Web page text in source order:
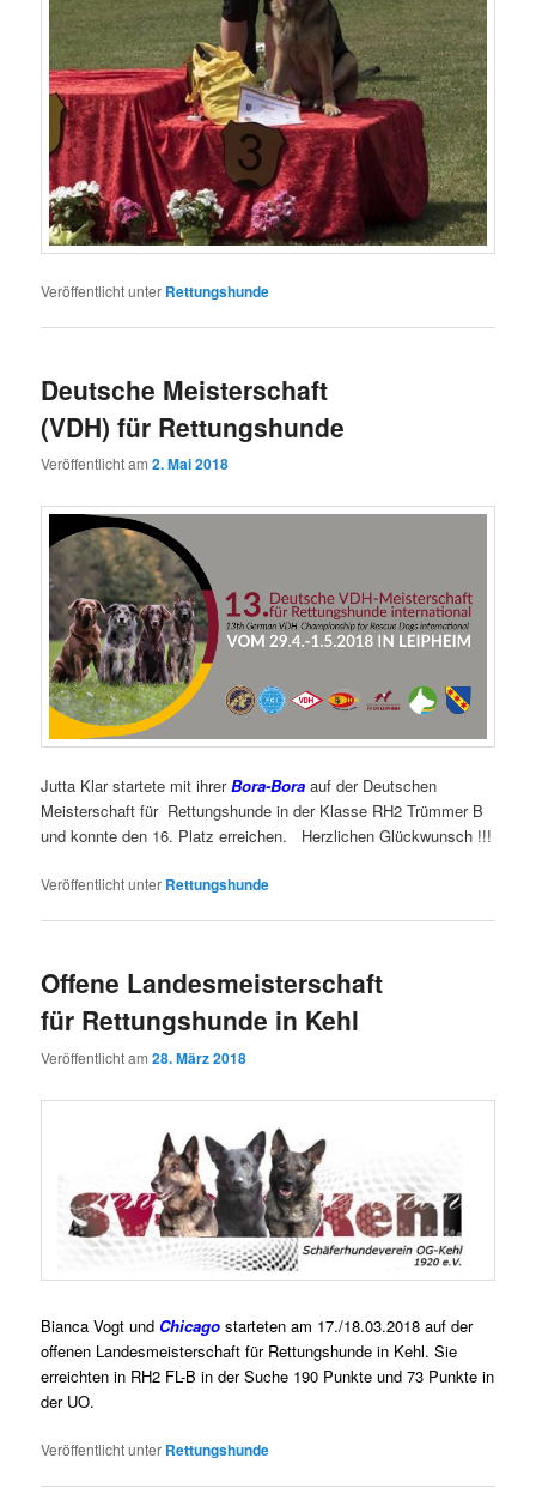
Veröffentlicht unter Rettungshunde
Deutsche Meisterschaft
(VDH) für Rettungshunde
Veröffentlicht am2. Mai 2018
Jutta Klar startete mit ihrerBora-Bora auf der Deutschen
Meisterschaft für Rettungshunde in der Klasse RH2 Trümmer B
und konnte den 16. Platz erreichen. Herzlichen Glückwunsch !!!
Veröffentlicht unter Rettungshunde
Offene Landesmeisterschaft
für Rettungshunde in Kehl
Veröffentlicht am28. März 2018
Bianca Vogt und Chicago starteten am 17./18.03.2018 auf der
offenen Landesmeisterschaft für Rettungshunde in Kehl. Sie
erreichten in RH2 FL-B in der Suche 190 Punkte und 73 Punkte in
der UO.
Veröffentlicht unter Rettungshunde